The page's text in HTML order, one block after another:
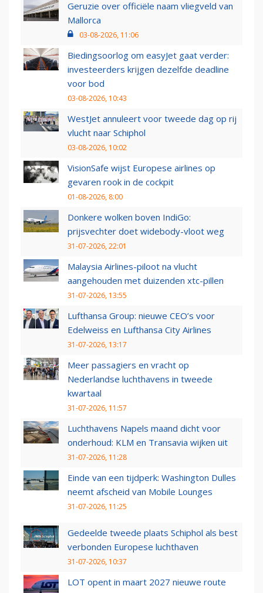
Geruzie over officiële naam vliegveld van
Mallorca
03-08-2026, 11:06
Biedingsoorlog om easyJet gaat verder:
investeerders krijgen dezelfde deadline
voor bod
03-08-2026, 10:43
WestJet annuleert voor tweede dag op rij
vlucht naar Schiphol
03-08-2026, 10:02
VisionSafe wijst Europese airlines op
gevaren rook in de cockpit
01-08-2026, 8:00
Donkere wolken boven IndiGo:
prijsvechter doet widebody-vloot weg
31-07-2026, 22:01
Malaysia Airlines-piloot na vlucht
aangehouden met duizenden xtc-pillen
31-07-2026, 13:55
Lufthansa Group: nieuwe CEO’s voor
Edelweiss en Lufthansa City Airlines
31-07-2026, 13:17
Meer passagiers en vracht op
Nederlandse luchthavens in tweede
kwartaal
31-07-2026, 11:57
Luchthavens Napels maand dicht voor
onderhoud: KLM en Transavia wijken uit
31-07-2026, 11:28
Einde van een tijdperk: Washington Dulles
neemt afscheid van Mobile Lounges
31-07-2026, 11:25
Gedeelde tweede plaats Schiphol als best
verbonden Europese luchthaven
31-07-2026, 10:37
LOT opent in maart 2027 nieuwe route